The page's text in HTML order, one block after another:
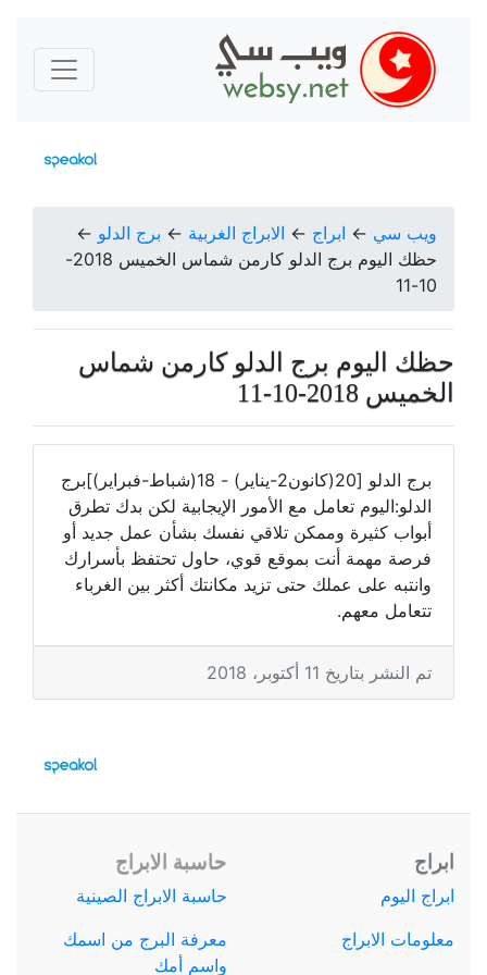
ويب سي ← ابراج ← الابراج الغربية ← برج الدلو ←
حظك اليوم برج الدلو كارمن شماس الخميس 2018-
10-11
حظك اليوم برج الدلو كارمن شماس
الخميس 2018-10-11
برج الدلو [20(كانون2-يناير) - 18(شباط-فبراير)]برج
الدلو:اليوم تعامل مع الأمور الإيجابية لكن بدك تطرق
أبواب كثيرة وممكن تلاقي نفسك بشأن عمل جديد أو
فرصة مهمة أنت بموقع قوي، حاول تحتفظ بأسرارك
وانتبه على عملك حتى تزيد مكانتك أكثر بين الغرباء
تتعامل معهم.
تم النشر بتاريخ 11 أكتوبر، 2018
ابراج
ابراج اليوم
معلومات الابراج
حاسبة الابراج
حاسبة الابراج الصينية
معرفة البرج من اسمك
واسم أمك